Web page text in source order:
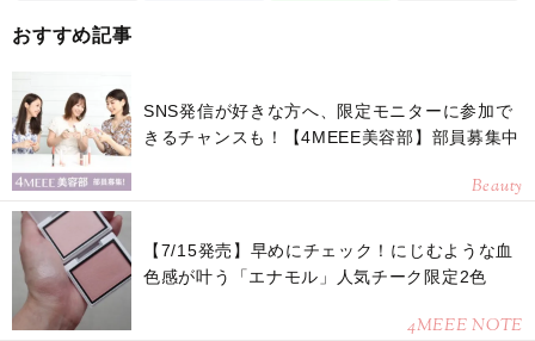
おすすめ記事
SNS発信が好きな方へ、限定モニターに参加で
きるチャンスも！【4MEEE美容部】部員募集中
Beauty
【7/15発売】早めにチェック！にじむような血
色感が叶う「エナモル」人気チーク限定2色
4MEEE NOTE